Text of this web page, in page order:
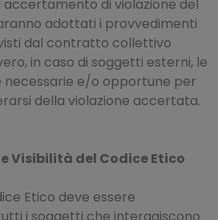
accertamento di violazione del
adottati i provvedimenti
dal contratto collettivo
in caso di soggetti esterni, le
necessarie e/o opportune per
della violazione accertata.
Visibilità del Codice Etico
Etico deve essere